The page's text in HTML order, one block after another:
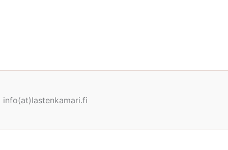
info(at)lastenkamari.fi